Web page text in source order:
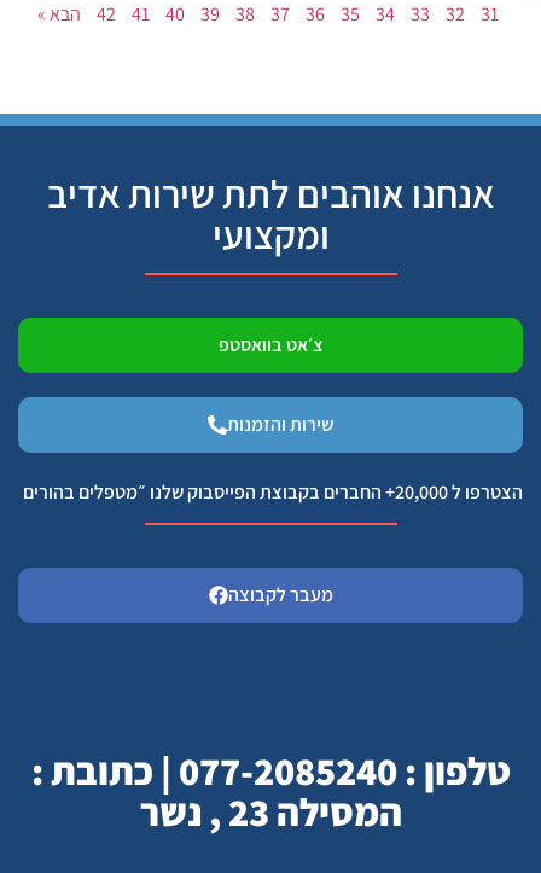
31
32
33
34
35
36
37
38
39
40
41
42 הבא »
אנחנו אוהבים לתת שירות אדיב
ומקצועי
צ׳אט בוואסטפ
שירות והזמנות
הצטרפו ל 20,000+ החברים בקבוצת הפייסבוק שלנו ״מטפלים בהורים
מעבר לקבוצה
טלפון : 077-2085240 | כתובת :
המסילה 23 , נשר